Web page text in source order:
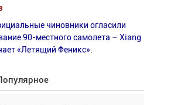
чиновники огласили
90-местного самолета – Xiang
«Летящий Феникс».